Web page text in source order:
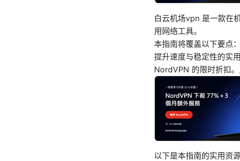
白云机场vpn 是一款在
用网络工具。
本指南将覆盖以下要点
提升速度与稳定性的实
NordVPN 的限时折扣。
以下是本指南的实用资